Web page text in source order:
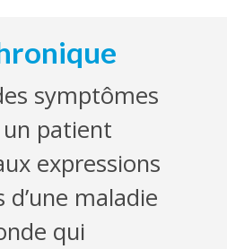
symptômes
patient
expressions
maladie
qui